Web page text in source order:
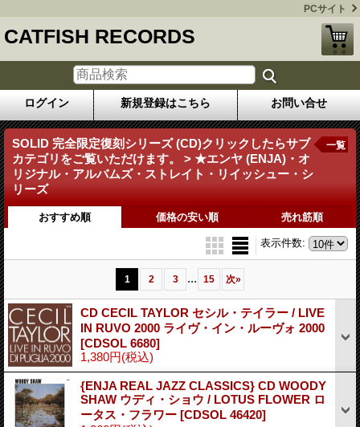
PCサイト
CATFISH RECORDS
ログイン 新規登録はこちら お問い合せ
SOLID 完全限定復刻シリーズ (CD)クリックしたらサブ
カテゴリをご覧いただけます。 > ★エンヤ (ENJA)・オ
リジナル・アルバムズ・ストレイト・リイッシュー・シ
リーズ
一覧
おすすめ順 価格の安い順 売れ筋順
表示件数:
1 2 3 ... 15 次»
CD CECIL TAYLOR セシル・テイラー / LIVE
IN RUVO 2000 ライヴ・イン・ルーヴォ 2000
[CDSOL 6680]
1,380円(税込)
{ENJA REAL JAZZ CLASSICS} CD WOODY
SHAW ウディ・ショウ / LOTUS FLOWER ロ
ータス・フラワー [CDSOL 46420]